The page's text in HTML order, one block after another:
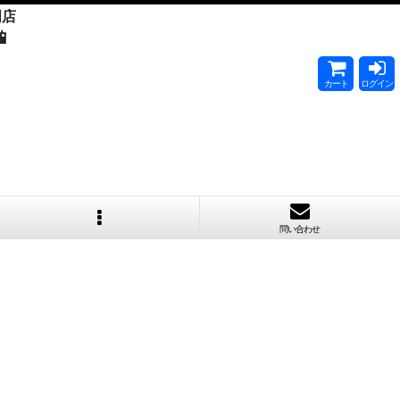
カート ログイン
問い合わせ